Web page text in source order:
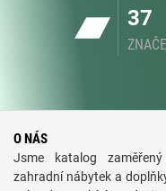
37
O NÁS
Jsme katalog
zahradní nábytek a